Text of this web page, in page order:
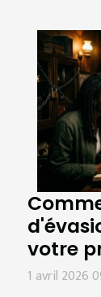
votre
1 avril 2026